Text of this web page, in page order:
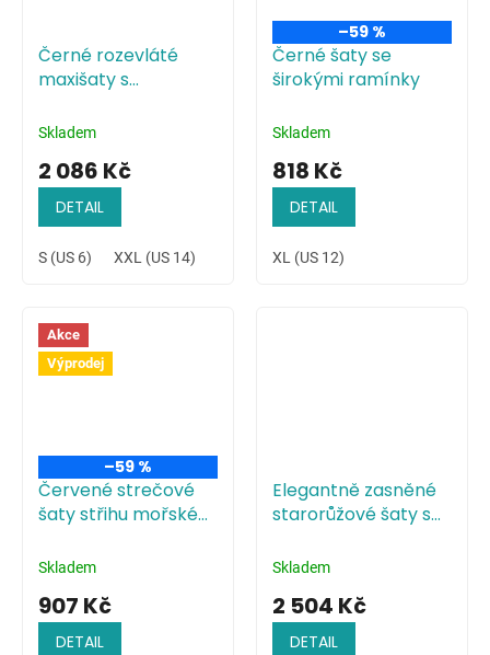
Černé rozevláté
maxišaty s
potiskem
Skladem
2 086 Kč
DETAIL
S (US 6) XXL (US 14)
–59 %
Černé šaty se
širokými ramínky
Skladem
818 Kč
DETAIL
XL (US 12)
Akce
Výprodej
–59 %
Červené strečové
šaty střihu mořské
Skladem
907 Kč
DETAIL
Elegantně zasněné
starorůžové šaty s
živůtkem
Skladem
2 504 Kč
DETAIL